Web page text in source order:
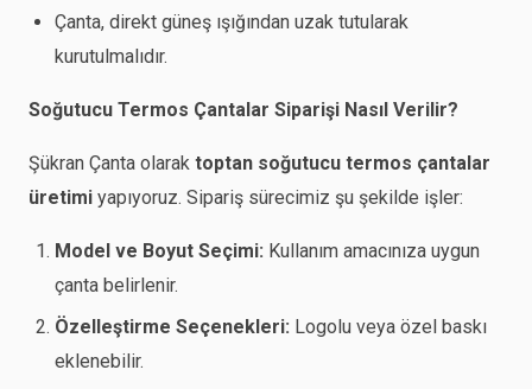
Çanta, direkt güneş ışığından uzak tutularak
kurutulmalıdır.
Soğutucu Termos Çantalar Siparişi Nasıl Verilir?
Şükran Çanta olarak toptan soğutucu termos çantalar
üretimiyapıyoruz. Sipariş sürecimiz şu şekilde işler:
Model ve Boyut Seçimi: Kullanım amacınıza uygun
çanta belirlenir.
Özelleştirme Seçenekleri: Logolu veya özel baskı
eklenebilir.